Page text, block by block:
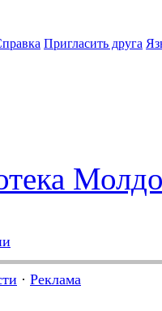
Пригласить друга
· Реклама